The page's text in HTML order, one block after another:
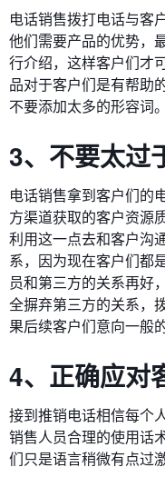
电话销售拨打电话与客
他们需要产品的优势，
行介绍，这样客户们才
品对于客户们是有帮助
不要添加太多的形容词。
3、不要太过
电话销售拿到客户们的
方渠道获取的客户资源
利用这一点去和客户沟
系，因为现在客户们都
员和第三方的关系再好
全摒弃第三方的关系，
果后续客户们意向一般
4、正确应对
接到推销电话相信每个
销售人员合理的使用话
们只是语言稍微有点过